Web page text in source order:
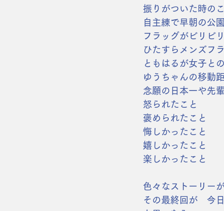
振りがついた時の
自主練で早朝の公
フラッグがビリビ
ひたすらメンズフ
ともはるが女子と
ゆうちゃんの移動
念願の日本一や先
怒られたこと
褒められたこと
悔しかったこと
嬉しかったこと
楽しかったこと
色々なストーリー
その最終回が　今日